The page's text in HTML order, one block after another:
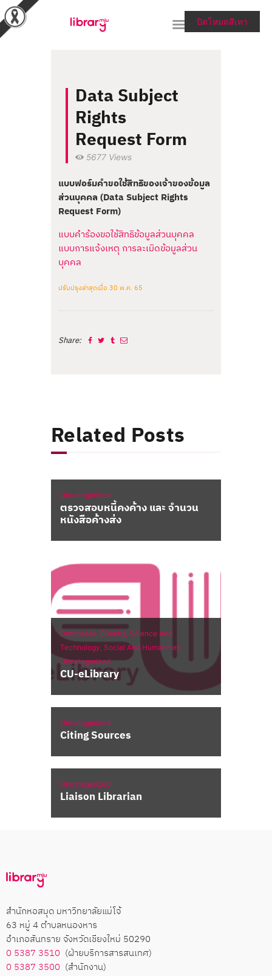
RESEARCH TOOLS &
COLLECTIONS
SERVICES & HELP
ABOUT THE LIBRARY
สายตรงผู้อำนวยการ
Data Subject
Rights
Request Form
5677 Views
แบบฟอร์มคำขอใช้สิทธิของเจ้าของข้อมูล
ส่วนบุคคล (Data Subject Rights
Request Form)
แบบคำร้องขอใช้สิทธิข้อมูลส่วนบุคคล
แบบการแจ้งเหตุ การละเมิดข้อมูลส่วน
บุคคล
ปรับปรุงล่าสุดเมื่อ 30 พ.ค. 65
Share:
Related Posts
Uncategorized
ตรวจสอบหนี้คงค้าง และ จำนวน
หนังสือค้างส่ง
Databases, EBooks, Science And
Technology, Social And Humanities,
Uncategorized
CU-eLibrary
Uncategorized
Citing Sources
Uncategorized
Liaison Librarian
สำนักหอสมุด มหาวิทยาลัยแม่โจ้
63 หมู่ 4 ตำบลหนองหาร
อำเภอสันทราย จังหวัดเชียงใหม่ 50290
0 5387 3510 (ฝ่ายบริการสารสนเทศ)
0 5387 3500 (สำนักงาน)
ปิดโหมดสีเทา